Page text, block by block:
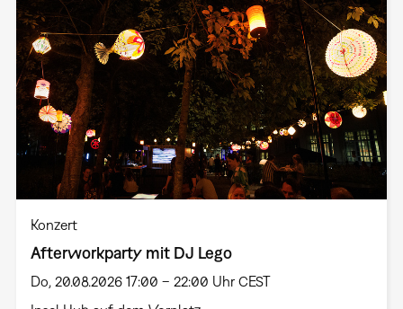
Konzert
Afterworkparty mit DJ Lego
Do, 20.08.2026 17:00 – 22:00 Uhr CEST